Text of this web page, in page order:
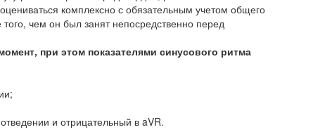
комплексно с обязательным учетом общего
чем он был занят непосредственно перед
при этом показателями синусового ритма
и отрицательный в aVR.